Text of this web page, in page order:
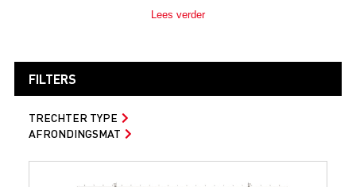
FILTERS
TRECHTER TYPE
AFRONDINGSMAT
Lees verder